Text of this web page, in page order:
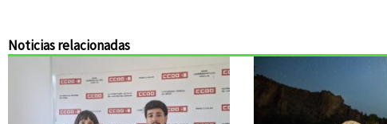
Noticias relacionadas